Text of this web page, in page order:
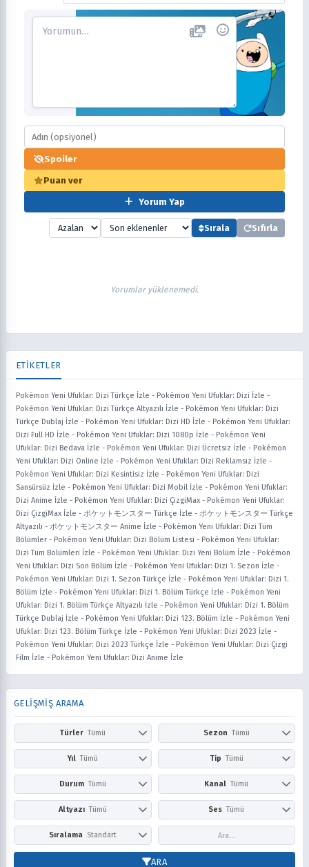
Spoiler
Puan ver
Yorum Yap
Sırala Sıfırla
Yorumlar yüklenemedi.
ETİKETLER
Pokémon Yeni Ufuklar: Dizi Türkçe İzle - Pokémon Yeni Ufuklar: Dizi İzle -
Pokémon Yeni Ufuklar: Dizi Türkçe Altyazılı İzle - Pokémon Yeni Ufuklar: Dizi
Türkçe Dublaj İzle - Pokémon Yeni Ufuklar: Dizi HD İzle - Pokémon Yeni Ufuklar:
Dizi Full HD İzle - Pokémon Yeni Ufuklar: Dizi 1080p İzle - Pokémon Yeni
Ufuklar: Dizi Bedava İzle - Pokémon Yeni Ufuklar: Dizi Ücretsiz İzle - Pokémon
Yeni Ufuklar: Dizi Online İzle - Pokémon Yeni Ufuklar: Dizi Reklamsız İzle -
Pokémon Yeni Ufuklar: Dizi Kesintisiz İzle - Pokémon Yeni Ufuklar: Dizi
Sansürsüz İzle - Pokémon Yeni Ufuklar: Dizi Mobil İzle - Pokémon Yeni Ufuklar:
Dizi Anime İzle - Pokémon Yeni Ufuklar: Dizi ÇizgiMax - Pokémon Yeni Ufuklar:
Dizi ÇizgiMax İzle - ポケットモンスター Türkçe İzle - ポケットモンスター Türkçe
Altyazılı - ポケットモンスター Anime İzle - Pokémon Yeni Ufuklar: Dizi Tüm
Bölümler - Pokémon Yeni Ufuklar: Dizi Bölüm Listesi - Pokémon Yeni Ufuklar:
Dizi Tüm Bölümleri İzle - Pokémon Yeni Ufuklar: Dizi Yeni Bölüm İzle - Pokémon
Yeni Ufuklar: Dizi Son Bölüm İzle - Pokémon Yeni Ufuklar: Dizi 1. Sezon İzle -
Pokémon Yeni Ufuklar: Dizi 1. Sezon Türkçe İzle - Pokémon Yeni Ufuklar: Dizi 1.
Bölüm İzle - Pokémon Yeni Ufuklar: Dizi 1. Bölüm Türkçe İzle - Pokémon Yeni
Ufuklar: Dizi 1. Bölüm Türkçe Altyazılı İzle - Pokémon Yeni Ufuklar: Dizi 1. Bölüm
Türkçe Dublaj İzle - Pokémon Yeni Ufuklar: Dizi 123. Bölüm İzle - Pokémon Yeni
Ufuklar: Dizi 123. Bölüm Türkçe İzle - Pokémon Yeni Ufuklar: Dizi 2023 İzle -
Pokémon Yeni Ufuklar: Dizi 2023 Türkçe İzle - Pokémon Yeni Ufuklar: Dizi Çizgi
Film İzle - Pokémon Yeni Ufuklar: Dizi Anime İzle
GELİŞMİŞ ARAMA
Türler Tümü
Aile
Aksiyon
Askeri
Award Winning Belgesel
Bilim Kurgu
Comedy
Doğaüstü
Dram
Drama
Sezon Tümü
Yaz
Sonbahar
Yıl Tümü
2025
2024
2023
2021
2020 2019
Tip Tümü
Çizgi Film
Dizi
Film
Durum Tümü
Devam Ediyor Tamamlandı
Kanal Tümü
Disney+
HBO Max /
Paramount+ Peacock
Altyazı Tümü
Altyazısız Türkçe
Ses Tümü
Sıralama Standart
ARA